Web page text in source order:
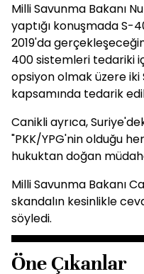
Milli Savunma Bakanı
yaptığı konuşmada S-
2019'da
400 sistemleri tedariki
opsiyon olmak üzere
kapsamında tedarik
Canikli ayrıca,
"PKK/YPG'nin olduğu
hukuktan doğan
Milli Savunma Bakanı
skandalın kesinlikle
söyledi.
Öne Çıkanlar